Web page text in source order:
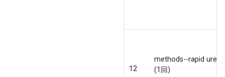
12
methods--rapid
(1回)